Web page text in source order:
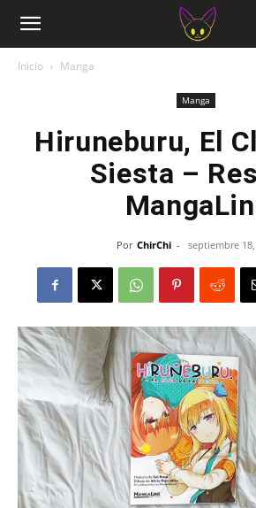
Inicio Manga
Manga
Hiruneburu, El
Siesta –
Por ChirChi - septiembre